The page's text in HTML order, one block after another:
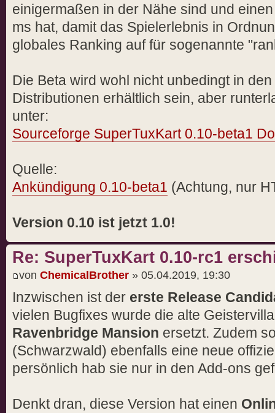
einigermaßen in der Nähe sind und
ms hat, damit das Spielerlebnis in
globales Ranking auf für sogenannte
Die Beta wird wohl nicht unbedingt in
Distributionen erhältlich sein, aber
unter:
Sourceforge SuperTuxKart 0.10-beta1
Quelle:
Ankündigung 0.10-beta1 (Achtung, nur
Version 0.10 ist jetzt 1.0!
Re: SuperTuxKart 0.10-rc1
von ChemicalBrother » 05.04.2019, 19:30
Inzwischen ist der erste Release
vielen Bugfixes wurde die alte
Ravenbridge Mansion ersetzt. Zudem
(Schwarzwald) ebenfalls eine neue
persönlich hab sie nur in den Add-ons
Denkt dran, diese Version hat einen